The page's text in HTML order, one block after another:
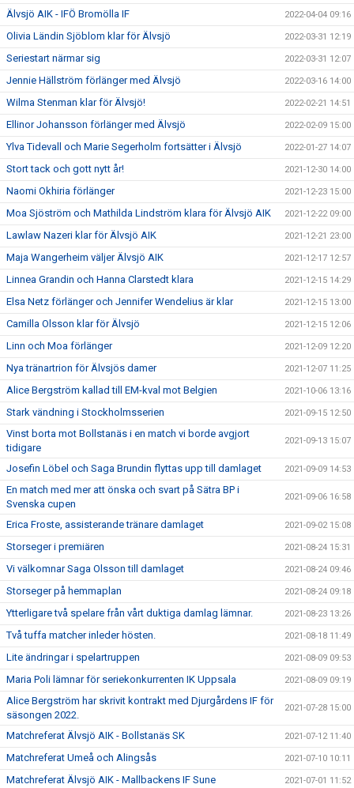
Älvsjö AIK - IFÖ Bromölla IF 2022-04-04 09:16
Olivia Ländin Sjöblom klar för Älvsjö 2022-03-31 12:19
Seriestart närmar sig 2022-03-31 12:07
Jennie Hällström förlänger med Älvsjö 2022-03-16 14:00
Wilma Stenman klar för Älvsjö! 2022-02-21 14:51
Ellinor Johansson förlänger med Älvsjö 2022-02-09 15:00
Ylva Tidevall och Marie Segerholm fortsätter i Älvsjö 2022-01-27 14:07
Stort tack och gott nytt år! 2021-12-30 14:00
Naomi Okhiria förlänger 2021-12-23 15:00
Moa Sjöström och Mathilda Lindström klara för Älvsjö AIK 2021-12-22 09:00
Lawlaw Nazeri klar för Älvsjö AIK 2021-12-21 23:00
Maja Wangerheim väljer Älvsjö AIK 2021-12-17 12:57
Linnea Grandin och Hanna Clarstedt klara 2021-12-15 14:29
Elsa Netz förlänger och Jennifer Wendelius är klar 2021-12-15 13:00
Camilla Olsson klar för Älvsjö 2021-12-15 12:06
Linn och Moa förlänger 2021-12-09 12:20
Nya tränartrion för Älvsjös damer 2021-12-07 11:25
Alice Bergström kallad till EM-kval mot Belgien 2021-10-06 13:16
Stark vändning i Stockholmsserien 2021-09-15 12:50
Vinst borta mot Bollstanäs i en match vi borde avgjort
tidigare
2021-09-13 15:07
Josefin Löbel och Saga Brundin flyttas upp till damlaget 2021-09-09 14:53
En match med mer att önska och svart på Sätra BP i
Svenska cupen
2021-09-06 16:58
Erica Froste, assisterande tränare damlaget 2021-09-02 15:08
Storseger i premiären 2021-08-24 15:31
Vi välkomnar Saga Olsson till damlaget 2021-08-24 09:46
Storseger på hemmaplan 2021-08-24 09:18
Ytterligare två spelare från vårt duktiga damlag lämnar. 2021-08-23 13:26
Två tuffa matcher inleder hösten. 2021-08-18 11:49
Lite ändringar i spelartruppen 2021-08-09 09:53
Maria Poli lämnar för seriekonkurrenten IK Uppsala 2021-08-09 09:19
Alice Bergström har skrivit kontrakt med Djurgårdens IF för
säsongen 2022.
2021-07-28 15:00
Matchreferat Älvsjö AIK - Bollstanäs SK 2021-07-12 11:40
Matchreferat Umeå och Alingsås 2021-07-10 10:11
Matchreferat Älvsjö AIK - Mallbackens IF Sune 2021-07-01 11:52